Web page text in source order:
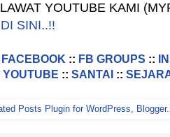
YOUTUBE KAMI
SINI..!!
FACEBOOK :: FB GROUPS ::
YOUTUBE :: SANTAI ::